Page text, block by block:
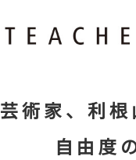
芸術家、利
自由度